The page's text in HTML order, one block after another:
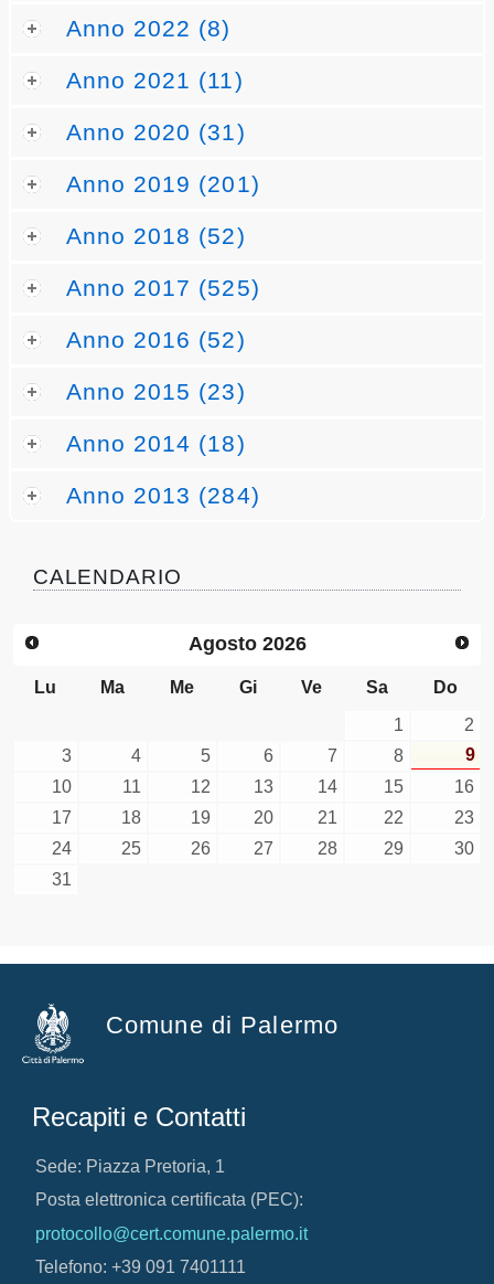
Anno 2022 (8)
Anno 2021 (11)
Anno 2020 (31)
Anno 2019 (201)
Anno 2018 (52)
Anno 2017 (525)
Anno 2016 (52)
Anno 2015 (23)
Anno 2014 (18)
Anno 2013 (284)
CALENDARIO
Agosto 2026
Lu Ma Me Gi Ve Sa Do
1
2
3
4 5 6 7 8
9
10
11 12 13 14 15
16
17
18 19 20 21 22
23
24
25 26 27 28 29
30
31
Comune di Palermo
Recapiti e Contatti
Sede: Piazza Pretoria, 1
Posta elettronica certificata (PEC):
protocollo@cert.comune.palermo.it
Telefono: +39 091 7401111